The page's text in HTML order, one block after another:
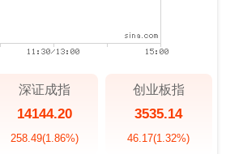
深证成指
14144.20
258.49(1.86%)
创业板指
3535.14
46.17(1.32%)